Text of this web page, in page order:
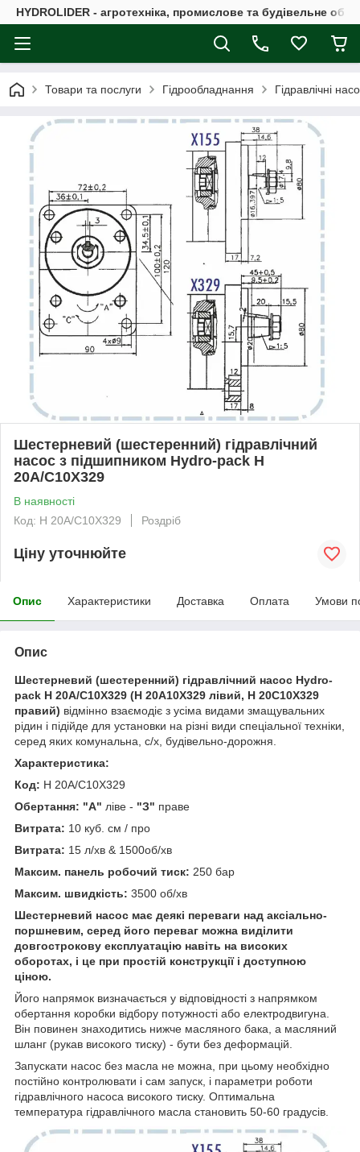
HYDROLIDER - агротехніка, промислове та будівельне
Товари та послуги Гідрообладнання Гідравлічні
Шестерневий (шестеренний) гідравлічний
насос з підшипником Hydro-pack H
20A/C10X329
В наявності
Код: H 20A/C10X329
Роздріб
Ціну уточнюйте
Опис Характеристики Доставка Оплата Умови
Опис
Шестерневий (шестеренний) гідравлічний насос Hydro-
pack H 20A/C10X329 (H 20A10X329 лівий, H 20C10X329
правий) відмінно взаємодіє з усіма видами змащувальних
рідин і підійде для установки на різні види спеціальної техніки,
серед яких комунальна, с/х, будівельно-дорожня.
Характеристика:
Код: H 20A/C10X329
Обертання: "А" ліве - "З" праве
Витрата: 10 куб. см / про
Витрата: 15 л/хв & 1500об/хв
Максим. панель робочий тиск: 250 бар
Максим. швидкість: 3500 об/хв
Шестерневий насос має деякі переваги над аксіально-
поршневим, серед його переваг можна виділити
довгострокову експлуатацію навіть на високих
оборотах, і це при простій конструкції і доступною
ціною.
Його напрямок визначається у відповідності з напрямком
обертання коробки відбору потужності або електродвигуна.
Він повинен знаходитись нижче масляного бака, а масляний
шланг (рукав високого тиску) - бути без деформацій.
Запускати насос без масла не можна, при цьому необхідно
постійно контролювати і сам запуск, і параметри роботи
гідравлічного насоса високого тиску. Оптимальна
температура гідравлічного масла становить 50-60 градусів.